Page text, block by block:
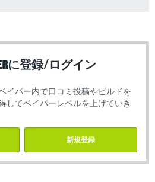
に登録/ログイン
イパー内で口コミ投稿やビルドを
してベイパーレベルを上げていき
新規登録